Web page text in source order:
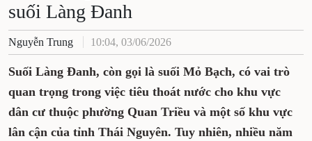
suối Làng Đanh
Nguyễn Trung 10:04, 03/06/2026
Suối Làng Đanh, còn gọi là suối Mỏ Bạch, có vai trò
quan trọng trong việc tiêu thoát nước cho khu vực
dân cư thuộc phường Quan Triều và một số khu vực
lân cận của tỉnh Thái Nguyên. Tuy nhiên, nhiều năm